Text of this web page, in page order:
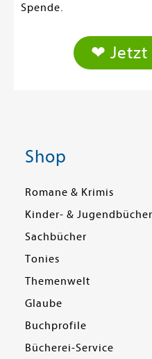
Spende.
❤ Jetzt
Shop
Romane & Krimis
Kinder- & Jugendbücher
Sachbücher
Tonies
Themenwelt
Glaube
Buchprofile
Bücherei-Service